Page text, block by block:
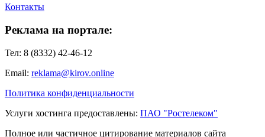
Контакты
Реклама на портале:
Тел: 8 (8332) 42-46-12
Email: reklama@kirov.online
Политика конфиденциальности
Услуги хостинга предоставлены: ПАО "Ростелеком"
Полное или частичное цитирование материалов сайта